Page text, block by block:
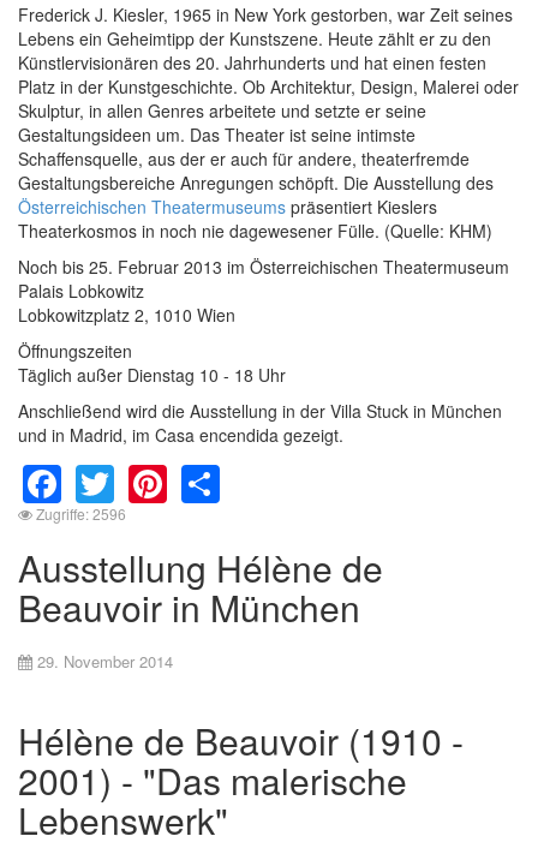
Frederick J. Kiesler, 1965 in New York gestorben, war Zeit seines
Lebens ein Geheimtipp der Kunstszene. Heute zählt er zu den
Künstlervisionären des 20. Jahrhunderts und hat einen festen
Platz in der Kunstgeschichte. Ob Architektur, Design, Malerei oder
Skulptur, in allen Genres arbeitete und setzte er seine
Gestaltungsideen um. Das Theater ist seine intimste
Schaffensquelle, aus der er auch für andere, theaterfremde
Gestaltungsbereiche Anregungen schöpft. Die Ausstellung des
Österreichischen Theatermuseums präsentiert Kieslers
Theaterkosmos in noch nie dagewesener Fülle. (Quelle: KHM)
Noch bis 25. Februar 2013 im Österreichischen Theatermuseum
Palais Lobkowitz
Lobkowitzplatz 2, 1010 Wien
Öffnungszeiten
Täglich außer Dienstag 10 - 18 Uhr
Anschließend wird die Ausstellung in der Villa Stuck in München
und in Madrid, im Casa encendida gezeigt.
Facebook
TwitterPinterest
Zugriffe: 2596
Ausstellung Hélène de
Beauvoir in München
29. November 2014
Hélène de Beauvoir (1910 -
2001) - "Das malerische
Lebenswerk"